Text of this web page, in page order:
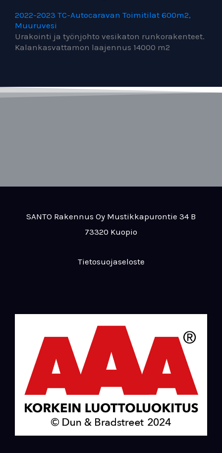
2022-2023 TC-Autocaravan Toimitilat 600m2,
Muuruvesi
Urakointi ja työnjohto vesikaton runkorakenteet.
Kalankasvattamon laajennus 14000 m2
SANTO Rakennus Oy Mustikkapurontie 34 B
73320 Kuopio
Tietosuojaseloste